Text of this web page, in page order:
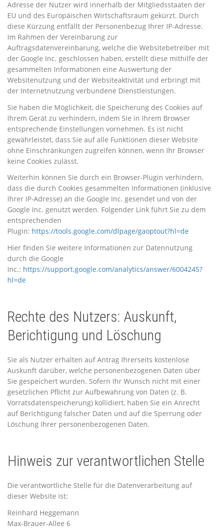
Adresse der Nutzer wird innerhalb der Mitgliedsstaaten der
EU und des Europäischen Wirtschaftsraum gekürzt. Durch
diese Kürzung entfällt der Personenbezug Ihrer IP-Adresse.
Im Rahmen der Vereinbarung zur
Auftragsdatenvereinbarung, welche die Websitebetreiber mit
der Google Inc. geschlossen haben, erstellt diese mithilfe der
gesammelten Informationen eine Auswertung der
Websitenutzung und der Websiteaktivität und erbringt mit
der Internetnutzung verbundene Dienstleistungen.
Sie haben die Möglichkeit, die Speicherung des Cookies auf
Ihrem Gerät zu verhindern, indem Sie in Ihrem Browser
entsprechende Einstellungen vornehmen. Es ist nicht
gewährleistet, dass Sie auf alle Funktionen dieser Website
ohne Einschränkungen zugreifen können, wenn Ihr Browser
keine Cookies zulässt.
Weiterhin können Sie durch ein Browser-Plugin verhindern,
dass die durch Cookies gesammelten Informationen (inklusive
Ihrer IP-Adresse) an die Google Inc. gesendet und von der
Google Inc. genutzt werden. Folgender Link führt Sie zu dem
entsprechenden
Plugin: https://tools.google.com/dlpage/gaoptout?hl=de
Hier finden Sie weitere Informationen zur Datennutzung
durch die Google
Inc.: https://support.google.com/analytics/answer/6004245?
hl=de
Rechte des Nutzers: Auskunft,
Berichtigung und Löschung
Sie als Nutzer erhalten auf Antrag Ihrerseits kostenlose
Auskunft darüber, welche personenbezogenen Daten über
Sie gespeichert wurden. Sofern Ihr Wunsch nicht mit einer
gesetzlichen Pflicht zur Aufbewahrung von Daten (z. B.
Vorratsdatenspeicherung) kollidiert, haben Sie ein Anrecht
auf Berichtigung falscher Daten und auf die Sperrung oder
Löschung Ihrer personenbezogenen Daten.
Hinweis zur verantwortlichen Stelle
Die verantwortliche Stelle für die Datenverarbeitung auf
dieser Website ist:
Reinhard Heggemann
Max-Brauer-Allee 6